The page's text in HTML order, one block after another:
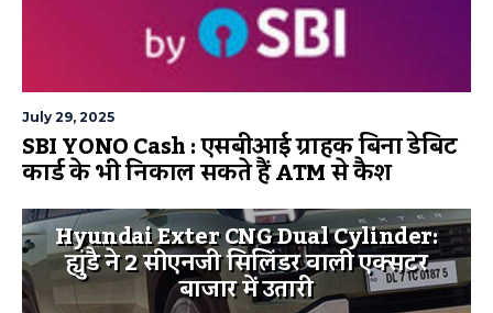
July 29, 2025
SBI YONO Cash : एसबीआई ग्राहक बिना डेबिट
कार्ड के भी निकाल सकते हैं ATM से कैश
Hyundai Exter CNG Dual Cylinder:
ह्युंडै ने 2 सीएनजी सिलिंडर वाली एक्सटर
बाजार में उतारी